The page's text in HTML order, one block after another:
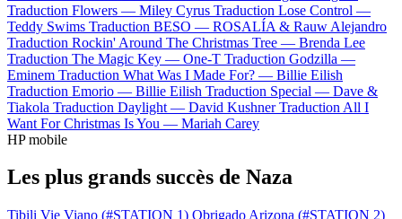
Traduction Flowers — Miley Cyrus Traduction Lose Control —
Teddy Swims Traduction BESO — ROSALÍA & Rauw Alejandro
Traduction Rockin' Around The Christmas Tree — Brenda Lee
Traduction The Magic Key — One-T Traduction Godzilla —
Eminem Traduction What Was I Made For? — Billie Eilish
Traduction Emorio — Billie Eilish Traduction Special — Dave &
Tiakola Traduction Daylight — David Kushner Traduction All I
Want For Christmas Is You — Mariah Carey
HP mobile
Les plus grands succès de Naza
Tibili Vie Viano (#STATION 1) Obrigado Arizona (#STATION 2)